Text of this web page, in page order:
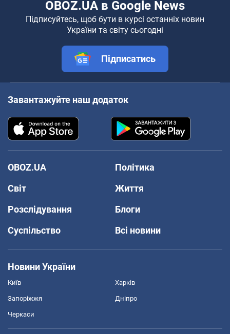
OBOZ.UA в Google News
Підписуйтесь, щоб бути в курсі останніх новин
України та світу сьогодні
Підписатись
Завантажуйте наш додаток
OBOZ.UA
Політика
Світ
Життя
Розслідування
Блоги
Суспільство
Всі новини
Новини України
Київ Харків
Запоріжжя Дніпро
Черкаси